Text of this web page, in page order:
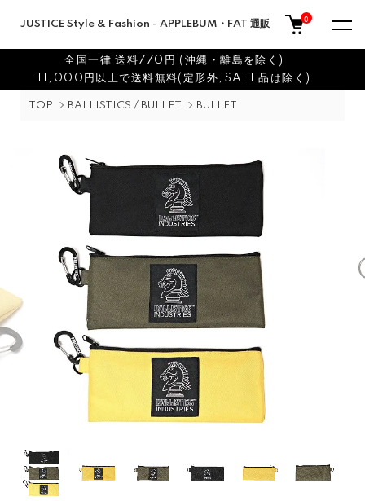
JUSTICE Style & Fashion - APPLEBUM・FAT 通販 0
全国一律 送料770円 (沖縄・離島を除く)
11,000円以上で送料無料(定形外,SALE品は除く)
TOP BALLISTICS / BULLET BULLET